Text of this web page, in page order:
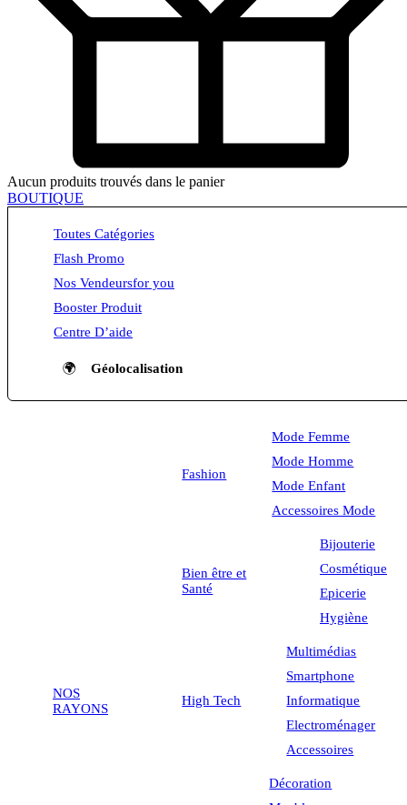
Aucun produits trouvés dans le panier
BOUTIQUE
Toutes Catégories
Flash Promo
Nos Vendeursfor you
Booster Produit
Centre D’aide
🌍 Géolocalisation
NOS
RAYONS
Fashion
Mode Femme
Mode Homme
Mode Enfant
Accessoires Mode
Bien être et
Santé
Bijouterie
Cosmétique
Epicerie
Hygiène
High Tech
Multimédias
Smartphone
Informatique
Electroménager
Accessoires
Décoration